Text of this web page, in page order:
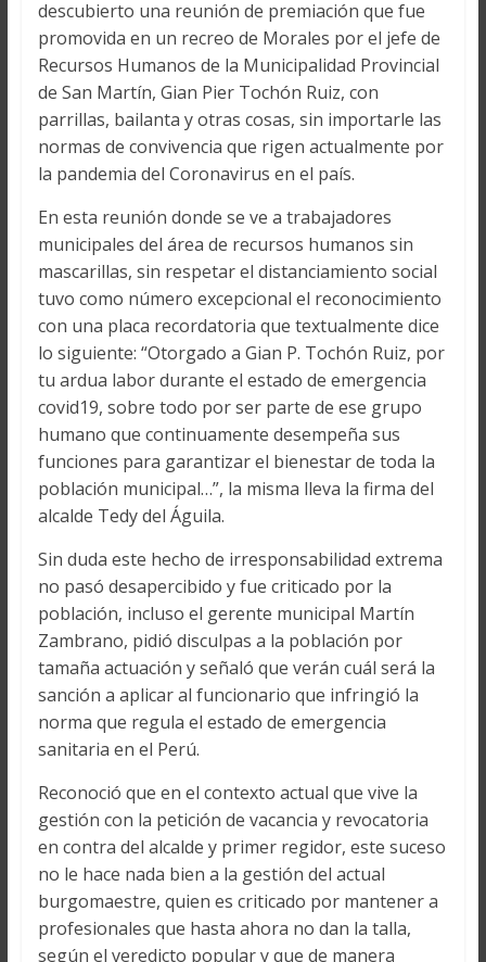
descubierto una reunión de premiación que fue
promovida en un recreo de Morales por el jefe de
Recursos Humanos de la Municipalidad Provincial
de San Martín, Gian Pier Tochón Ruiz, con
parrillas, bailanta y otras cosas, sin importarle las
normas de convivencia que rigen actualmente por
la pandemia del Coronavirus en el país.
En esta reunión donde se ve a trabajadores
municipales del área de recursos humanos sin
mascarillas, sin respetar el distanciamiento social
tuvo como número excepcional el reconocimiento
con una placa recordatoria que textualmente dice
lo siguiente: “Otorgado a Gian P. Tochón Ruiz, por
tu ardua labor durante el estado de emergencia
covid19, sobre todo por ser parte de ese grupo
humano que continuamente desempeña sus
funciones para garantizar el bienestar de toda la
población municipal…”, la misma lleva la firma del
alcalde Tedy del Águila.
Sin duda este hecho de irresponsabilidad extrema
no pasó desapercibido y fue criticado por la
población, incluso el gerente municipal Martín
Zambrano, pidió disculpas a la población por
tamaña actuación y señaló que verán cuál será la
sanción a aplicar al funcionario que infringió la
norma que regula el estado de emergencia
sanitaria en el Perú.
Reconoció que en el contexto actual que vive la
gestión con la petición de vacancia y revocatoria
en contra del alcalde y primer regidor, este suceso
no le hace nada bien a la gestión del actual
burgomaestre, quien es criticado por mantener a
profesionales que hasta ahora no dan la talla,
según el veredicto popular y que de manera